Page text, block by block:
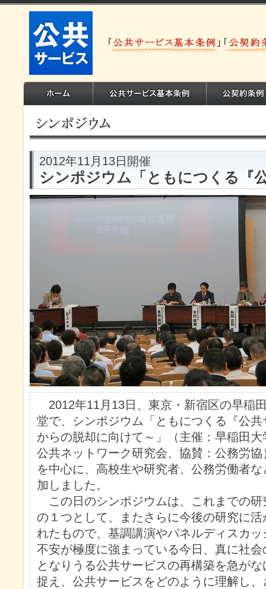
2012年11月13日開催
シンポジウム「ともにつくる『
2012年11月13日、東京・新宿区の早稲
堂で、シンポジウム「ともにつくる『公
からの脱却に向けて～」（主催：早稲田
公共ネットワーク研究会、協賛：公務労
を中心に、高校生や研究者、公務労働者
加しました。
この日のシンポジウムは、これまでの研
の１つとして、またさらに今後の研究に
れたもので、基調講演やパネルディスカ
不安が極度に強まっている今日、真に社
となりうる公共サービスの再構築を急が
捉え、公共サービスをどのように理解し